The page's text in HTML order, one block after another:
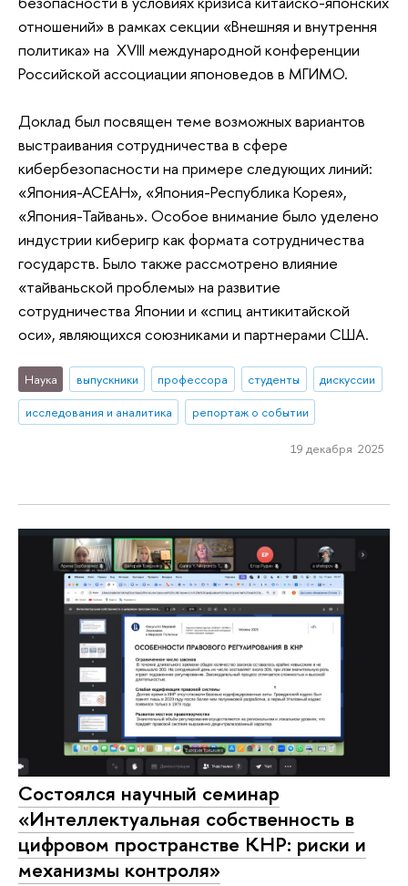
отношений» в рамках секции «Внешняя и внутрення
политика» на XVIII международной конференции
Российской ассоциации японоведов в МГИМО.
Доклад был посвящен теме возможных вариантов
выстраивания сотрудничества в сфере
кибербезопасности на примере следующих линий:
«Япония-АСЕАН», «Япония-Республика Корея»,
«Япония-Тайвань». Особое внимание было уделено
индустрии киберигр как формата сотрудничества
государств. Было также рассмотрено влияние
«тайваньской проблемы» на развитие
сотрудничества Японии и «спиц антикитайской
оси», являющихся союзниками и партнерами США.
Наука выпускники профессора студенты
дискуссии
исследования и аналитика
репортаж о событии
19 декабря 2025
Состоялся научный семинар
«Интеллектуальная собственность в
цифровом пространстве КНР: риски и
механизмы контроля»